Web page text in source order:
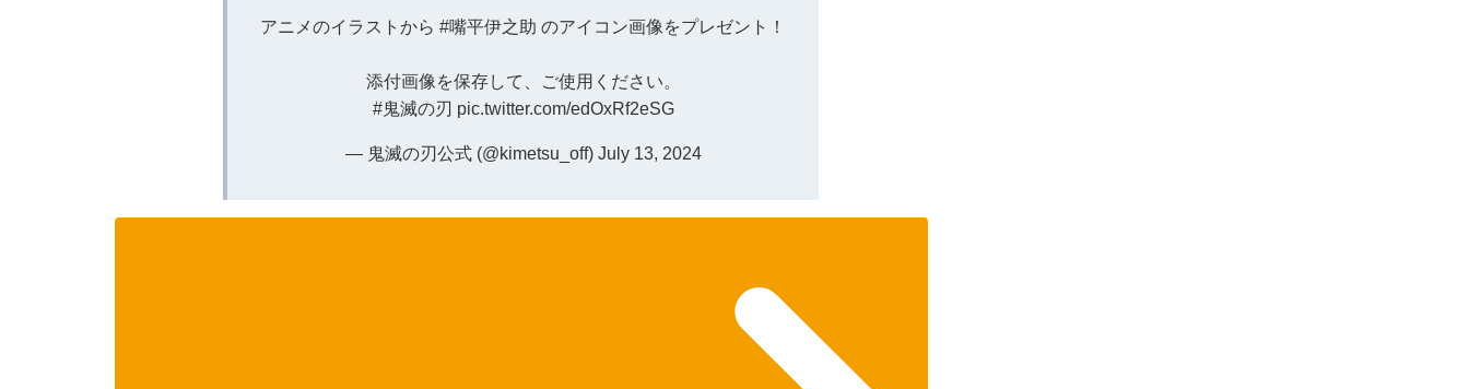
アニメのイラストから #嘴平伊之助 のアイコン画像をプレゼント！
添付画像を保存して、ご使用ください。
#鬼滅の刃 pic.twitter.com/edOxRf2eSG
— 鬼滅の刃公式 (@kimetsu_off) July 13, 2024